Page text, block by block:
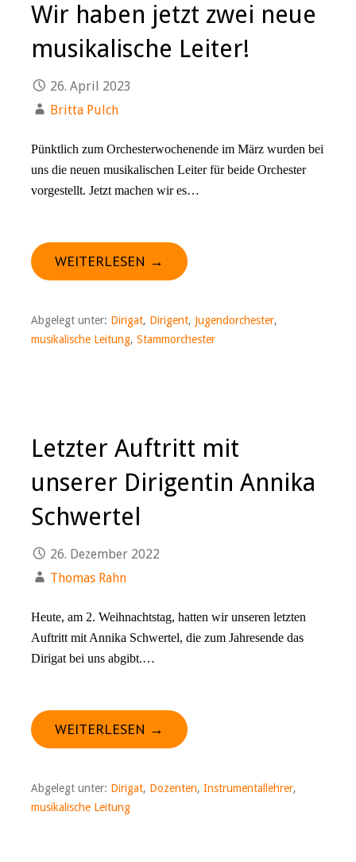
Wir haben jetzt zwei neue
musikalische Leiter!
26. April 2023
Britta Pulch
Pünktlich zum Orchesterwochenende im März wurden bei
uns die neuen musikalischen Leiter für beide Orchester
vorgestellt. Jetzt machen wir es…
WEITERLESEN →
Abgelegt unter: Dirigat, Dirigent, Jugendorchester,
musikalische Leitung, Stammorchester
Letzter Auftritt mit
unserer Dirigentin Annika
Schwertel
26. Dezember 2022
Thomas Rahn
Heute, am 2. Weihnachtstag, hatten wir unseren letzten
Auftritt mit Annika Schwertel, die zum Jahresende das
Dirigat bei uns abgibt.…
WEITERLESEN →
Abgelegt unter: Dirigat, Dozenten, Instrumentallehrer,
musikalische Leitung